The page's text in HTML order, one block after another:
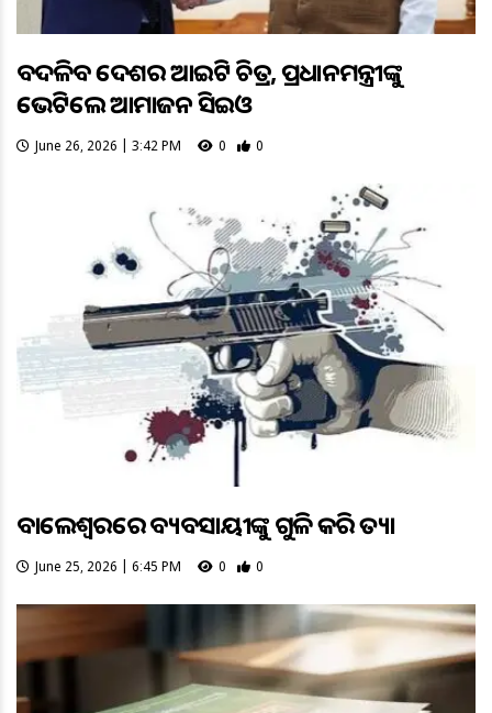
ବଦଳିବ ଦେଶର ଆଇଟି ଚିତ୍ର, ପ୍ରଧାନମନ୍ତ୍ରୀଙ୍କୁ
ଭେଟିଲେ ଆମାଜନ ସିଇଓ
June 26, 2026 | 3:42 PM 0 0
ବାଲେଶ୍ବରରେ ବ୍ୟବସାୟୀଙ୍କୁ ଗୁଳି କରି ହତ୍ୟା
June 25, 2026 | 6:45 PM 0 0